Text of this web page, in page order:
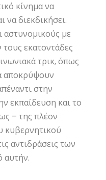
κίνημα να
να διεκδικήσει.
αστυνομικούς με
εκατοντάδες
τρικ, όπως
αποκρύψουν
στην
εκπαίδευση και το
– της πλέον
κυβερνητικού
αντιδράσεις των
αυτήν.